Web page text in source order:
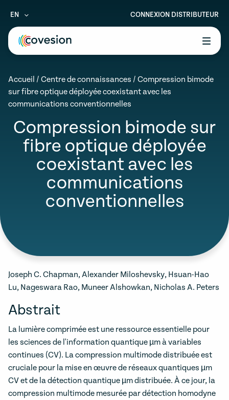
menu
menu
menu
menu
EN CONNEXION DISTRIBUTEUR
Accueil / Centre de connaissances / Compression bimode
sur fibre optique déployée coexistant avec les
communications conventionnelles
Compression bimode sur
fibre optique déployée
coexistant avec les
communications
conventionnelles
Joseph C. Chapman, Alexander Miloshevsky, Hsuan-Hao
Lu, Nageswara Rao, Muneer Alshowkan, Nicholas A. Peters
Abstrait
La lumière comprimée est une ressource essentielle pour
les sciences de l'information quantique µm à variables
continues (CV). La compression multimode distribuée est
cruciale pour la mise en œuvre de réseaux quantiques µm
CV et de la détection quantique µm distribuée. À ce jour, la
compression multimode mesurée par détection homodyne